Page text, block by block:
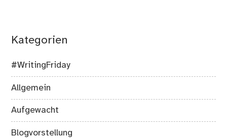
Kategorien
#WritingFriday
Allgemein
Aufgewacht
Blogvorstellung